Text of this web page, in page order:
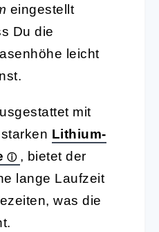
eingestellt
Du die
leicht
mit
Lithium-
, bietet der
lange Laufzeit
was die